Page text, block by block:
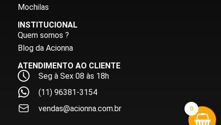
Mochilas
INSTITUCIONAL
Quem somos ?
Blog da Acionna
ATENDIMENTO AO CLIENTE
Seg à Sex 08 às 18h
(11) 96381-3154
vendas@acionna.com.br
0